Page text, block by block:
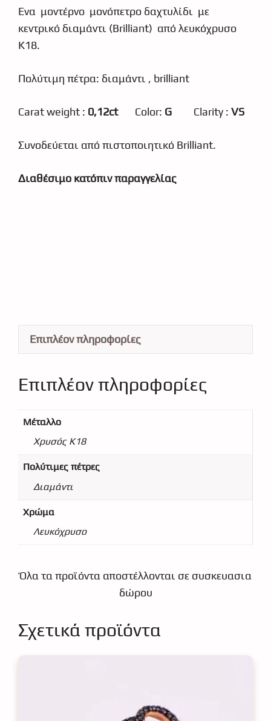
Ένα μοντέρνο μονόπετρο δαχτυλίδι με
κεντρικό διαμάντι (Brilliant) από λευκόχρυσο
Κ18.
Πολύτιμη πέτρα: διαμάντι , brilliant
Carat weight : 0,12ctColor: G Clarity : VS
Συνοδεύεται από πιστοποιητικό Brilliant.
Διαθέσιμο κατόπιν παραγγελίας
Επιπλέον πληροφορίες
Επιπλέον πληροφορίες
Μέταλλο
Χρυσός Κ18
Πολύτιμες πέτρες
Διαμάντι
Χρώμα
Λευκόχρυσο
Όλα τα προϊόντα αποστέλλονται σε συσκευασια
δώρου
Σχετικά προϊόντα